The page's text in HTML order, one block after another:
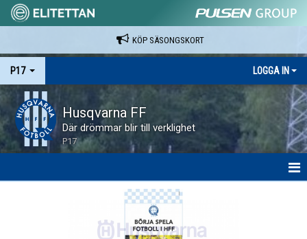
KÖP SÄSONGSKORT
P17 LOGGA IN
Husqvarna FF
Där drömmar blir till verklighet
P17